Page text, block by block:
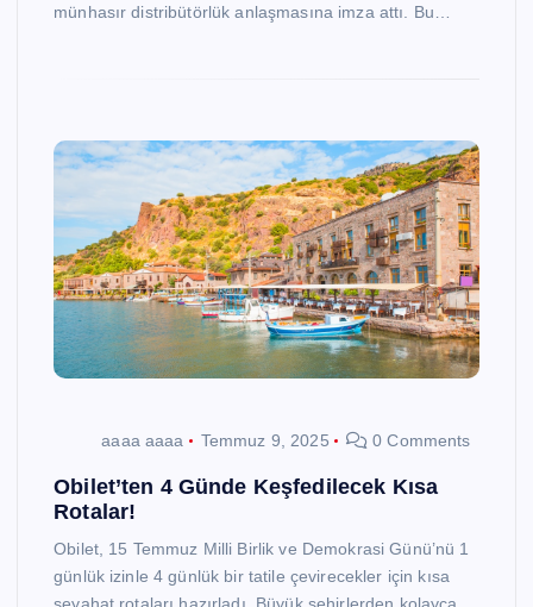
münhasır distribütörlük anlaşmasına imza attı. Bu…
aaaa aaaa Temmuz 9, 2025 0 Comments
Obilet’ten 4 Günde Keşfedilecek Kısa
Rotalar!
Obilet, 15 Temmuz Milli Birlik ve Demokrasi Günü’nü 1
günlük izinle 4 günlük bir tatile çevirecekler için kısa